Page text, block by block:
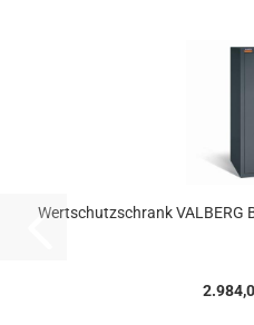
Wert­schutz­schrank VAL­BERG